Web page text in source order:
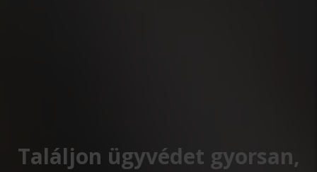
Találjon ügyvédet gyorsan,